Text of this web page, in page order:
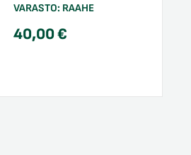
VARASTO: RAAHE
40,00€